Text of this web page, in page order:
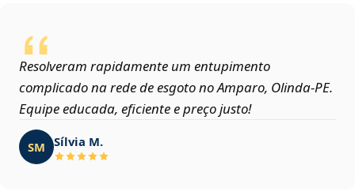
Resolveram rapidamente um entupimento
complicado na rede de esgoto no Amparo, Olinda‑PE.
Equipe educada, eficiente e preço justo!
SM Sílvia M.